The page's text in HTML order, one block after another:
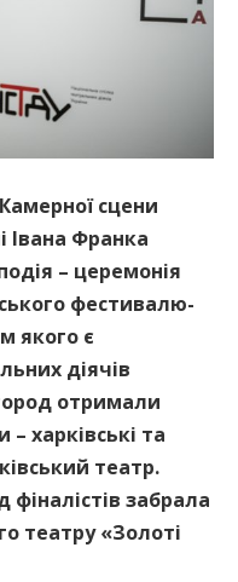
сцени
Івана Франка
– церемонія
фестивалю-
якого є
діячів
отримали
харківські та
театр.
забрала
театру «Золоті